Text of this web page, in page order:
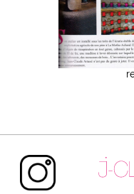
Instagram